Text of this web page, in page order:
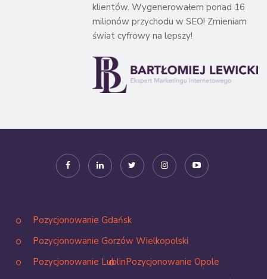
klientów. Wygenerowałem ponad 16
milionów przychodu w SEO! Zmieniam
świat cyfrowy na lepszy!
Pozycjonowanie Gdańsk
Pozycjonowanie Gorzów Wielkopolski
Pozycjonowanie LublinPozycjonowanie Opole